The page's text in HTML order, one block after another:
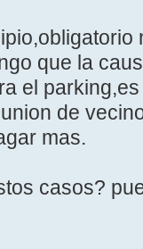
que la
el
de
mas.
casos?